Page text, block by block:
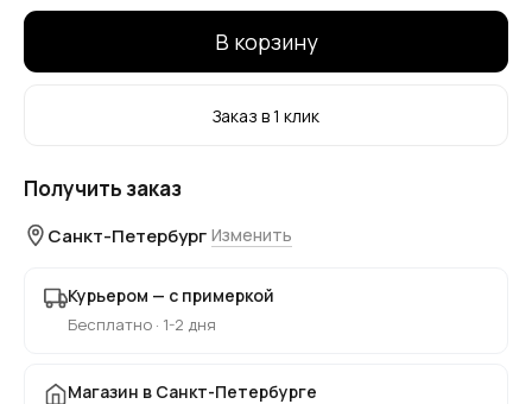
В корзину
Заказ в 1 клик
Получить заказ
Санкт-Петербург Изменить
Курьером — с примеркой
Бесплатно · 1-2 дня
Магазин в Санкт-Петербурге